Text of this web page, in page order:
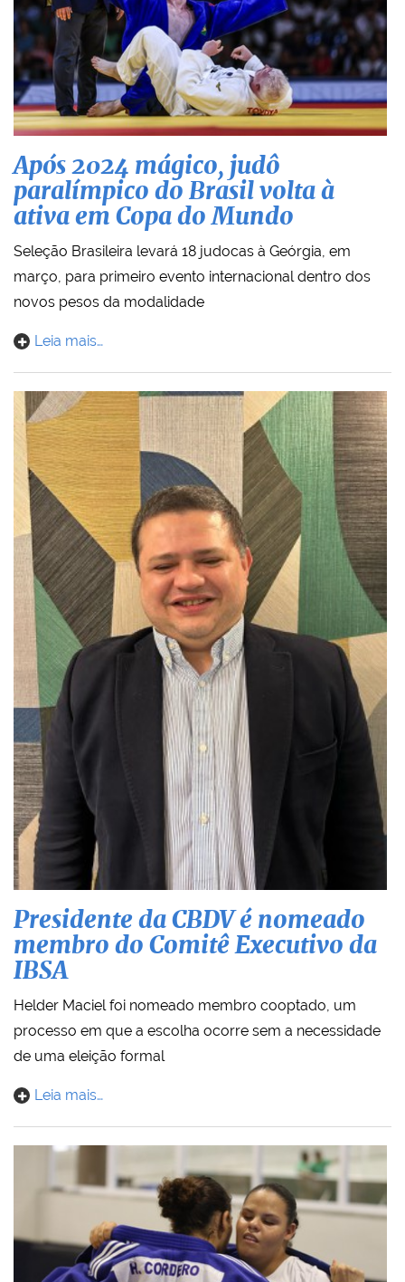
Após 2024 mágico, judô
paralímpico do Brasil volta à
ativa em Copa do Mundo
Seleção Brasileira levará 18 judocas à Geórgia, em
março, para primeiro evento internacional dentro dos
novos pesos da modalidade
Leia mais…
Presidente da CBDV é nomeado
membro do Comitê Executivo da
IBSA
Helder Maciel foi nomeado membro cooptado, um
processo em que a escolha ocorre sem a necessidade
de uma eleição formal
Leia mais…